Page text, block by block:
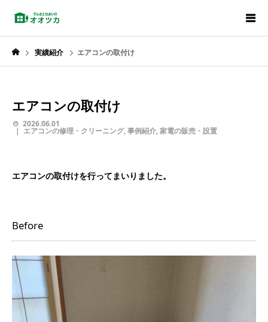
実績紹介 エアコンの取付け
エアコンの取付け
2026.06.01
エアコンの修理・クリーニング,事例紹介,家電の販売・設置
エアコンの取付けを行ってまいりました。
Before